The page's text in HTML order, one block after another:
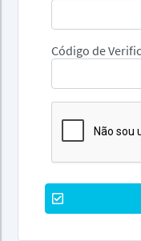
Código de